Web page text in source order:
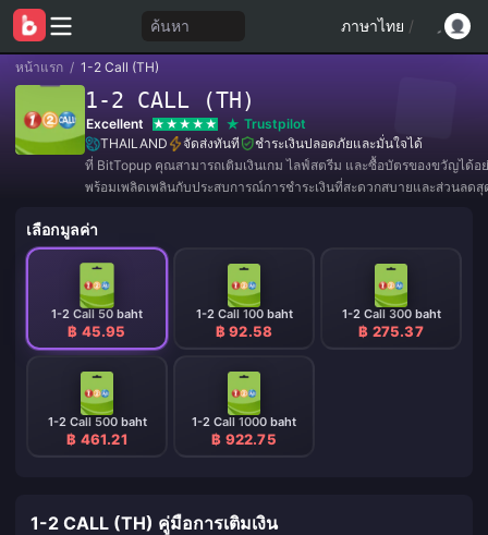
ค้นหา ภาษาไทย /
หน้าแรก / 1-2 Call (TH)
1-2 CALL (TH)
Excellent
Trustpilot
THAILAND
จัดส่งทันที
ชำระเงินปลอดภัยและมั่นใจได้
ที่ BitTopup คุณสามารถเติมเงินเกม ไลฟ์สตรีม และซื้อบัตรของขวัญได้อ
พร้อมเพลิดเพลินกับประสบการณ์การชำระเงินที่สะดวกสบายและส่วนลด
เลือกมูลค่า
1-2 Call 50 baht
฿ 45.95
1-2 Call 100 baht
฿ 92.58
1-2 Call 300 baht
฿ 275.37
1-2 Call 500 baht
฿ 461.21
1-2 Call 1000 baht
฿ 922.75
1-2 CALL (TH) คู่มือการเติมเงิน